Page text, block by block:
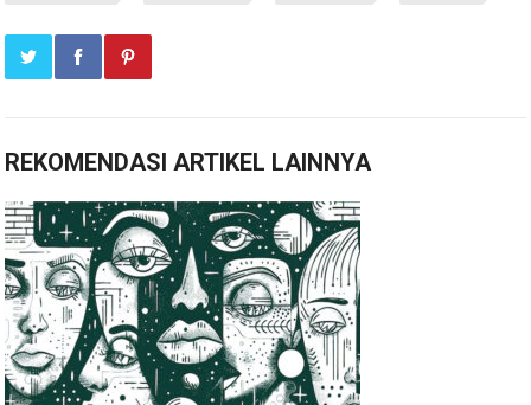
REKOMENDASI ARTIKEL LAINNYA